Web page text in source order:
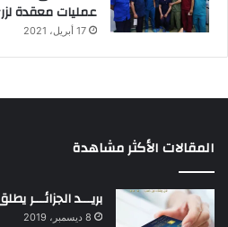
عمليات معقدة
17 أبريل، 2021
المقالات الأكثر مشاهدة
بريـــد الجزائـــر
8 ديسمبر، 2019